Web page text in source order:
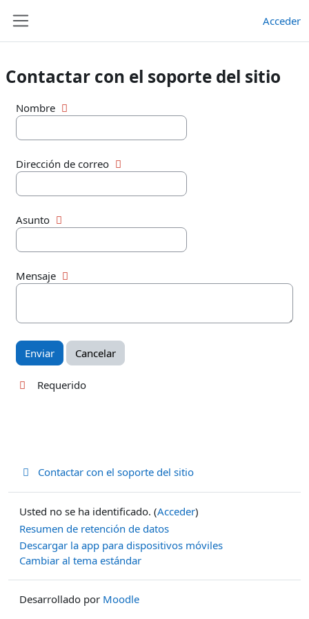
Acceder
Contactar con el soporte del sitio
Nombre
Dirección de correo
Asunto
Mensaje
Requerido
Contactar con el soporte del sitio
Usted no se ha identificado. (Acceder)
Resumen de retención de datos
Descargar la app para dispositivos móviles
Cambiar al tema estándar
Desarrollado por Moodle